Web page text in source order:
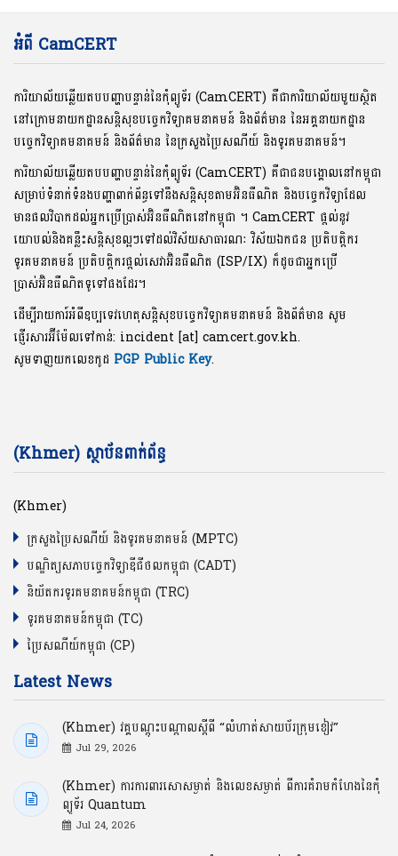
អំពី CamCERT
ការិយាល័យឆ្លើយតបបញ្ហាបន្ទាន់នៃកុំព្យូទ័រ (CamCERT) គឺជាការិយាល័យមួយស្ថិត
នៅក្រោមនាយកដ្ឋានសន្តិសុខបច្ចេកវិទ្យាគមនាគមន៍ និងព័ត៌មាន នៃអគ្គនាយកដ្ឋាន
បច្ចេកវិទ្យាគមនាគមន៍ និងព័ត៌មាន នៃក្រសួងប្រៃសណីយ៍ និងទូរគមនាគមន៍។
ការិយាល័យឆ្លើយតបបញ្ហាបន្ទាន់នៃកុំព្យូទ័រ (CamCERT) គឺជាជនបង្គោលនៅកម្ពុជា
សម្រាប់ទំនាក់ទំនងបញ្ហាពាក់ព័ន្ធទៅនឹងសន្តិសុខតាមអ៊ិនធឺណិត និងបច្ចេកវិទ្យាដែល
មានផលវិបាកដល់អ្នកប្រើប្រាស់អ៊ិនធឺណិតនៅកម្ពុជា ។ CamCERT ផ្តល់នូវ
យោបល់និងគន្លឹះសន្តិសុខល្អៗទៅដល់វិស័យសាធារណៈ វិស័យឯកជន ប្រតិបត្តិករ
ទូរគមនាគមន៍ ប្រតិបត្តិករផ្តល់សេវាអ៊ិនធឺណិត (ISP/IX) ក៏ដូចជាអ្នកប្រើ
ប្រាស់អ៊ិនធឺណិតទូទៅផងដែរ។
ដើម្បីរាយការ៍អំពីឧប្បទេវហេតុសន្តិសុខបច្ចេកវិទ្យាគមនាគមន៍ និងព័ត៌មាន សូម
ផ្ញើរសារអ៊ីម៉ែលទៅកាន់: incident [at] camcert.gov.kh.
សូមទាញយកលេខកូដ PGP Public Key.
(Khmer) ស្ថាប័នពាក់ព័ន្ធ
(Khmer)
ក្រសួងប្រៃសណីយ៍ និងទូរគមនាគមន៍ (MPTC)
បណ្ឌិត្យសភាបច្ចេកវិទ្យាឌីជីថលកម្ពុជា (CADT)
និយ័តករទូរគមនាគមន៍កម្ពុជា (TRC)
ទូរគមនាគមន៍កម្ពុជា (TC)
ប្រៃសណីយ៍កម្ពុជា (CP)
Latest News
(Khmer) វគ្គបណ្ដុះបណ្ដាលស្ដីពី “លំហាត់សាយប័រក្រុមខៀវ”
Jul 29, 2026
(Khmer) ការការពារសោសម្ងាត់ និងលេខសម្ងាត់ ពីការគំរាមកំហែងនៃកុំ
ព្យូទ័រ Quantum
Jul 24, 2026